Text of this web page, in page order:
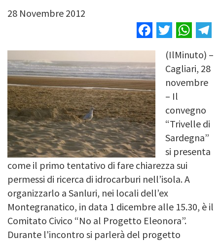
28 Novembre 2012
Facebook
Twitter
(IlMinuto) –
Cagliari, 28
novembre
– Il
convegno
“Trivelle di
Sardegna”
si presenta
come il primo tentativo di fare chiarezza sui
permessi di ricerca di idrocarburi nell’isola. A
organizzarlo a Sanluri, nei locali dell’ex
Montegranatico, in data 1 dicembre alle 15.30, è il
Comitato Civico “No al Progetto Eleonora”.
Durante l'incontro si parlerà del progetto